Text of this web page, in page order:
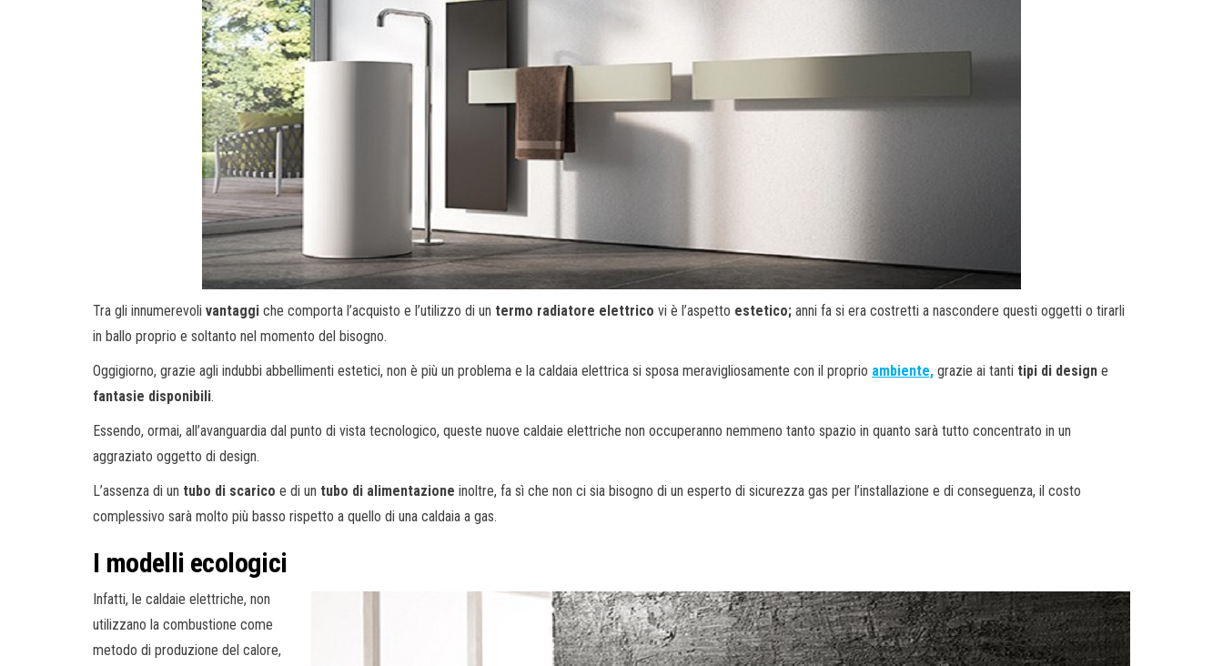
Tra gli innumerevoli vantaggi che comporta l’acquisto e l’utilizzo di un termo radiatore elettrico vi è l’aspetto estetico; anni fa si era costretti a nascondere questi oggetti o tirarli
in ballo proprio e soltanto nel momento del bisogno.
Oggigiorno, grazie agli indubbi abbellimenti estetici, non è più un problema e la caldaia elettrica si sposa meravigliosamente con il proprio ambiente, grazie ai tanti tipi di design e
fantasie disponibili.
Essendo, ormai, all’avanguardia dal punto di vista tecnologico, queste nuove caldaie elettriche non occuperanno nemmeno tanto spazio in quanto sarà tutto concentrato in un
aggraziato oggetto di design.
L’assenza di un tubo di scarico e di un tubo di alimentazione inoltre, fa sì che non ci sia bisogno di un esperto di sicurezza gas per l’installazione e di conseguenza, il costo
complessivo sarà molto più basso rispetto a quello di una caldaia a gas.
I modelli ecologici
Infatti, le caldaie elettriche, non
utilizzano la combustione come
metodo di produzione del calore,